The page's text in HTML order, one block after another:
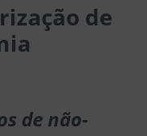
de
de não-